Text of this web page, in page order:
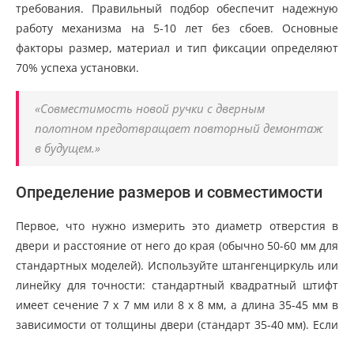
требования. Правильный подбор обеспечит надежную
работу механизма на 5-10 лет без сбоев. Основные
факторы размер, материал и тип фиксации определяют
70% успеха установки.
«Совместимость новой ручки с дверным
полотном предотвращает повторный демонтаж
в будущем.»
Определение размеров и совместимости
Первое, что нужно измерить это диаметр отверстия в
двери и расстояние от него до края (обычно 50-60 мм для
стандартных моделей). Используйте штангенциркуль или
линейку для точности: стандартный квадратный штифт
имеет сечение 7 x 7 мм или 8 x 8 мм, а длина 35-45 мм в
зависимости от толщины двери (стандарт 35-40 мм). Если